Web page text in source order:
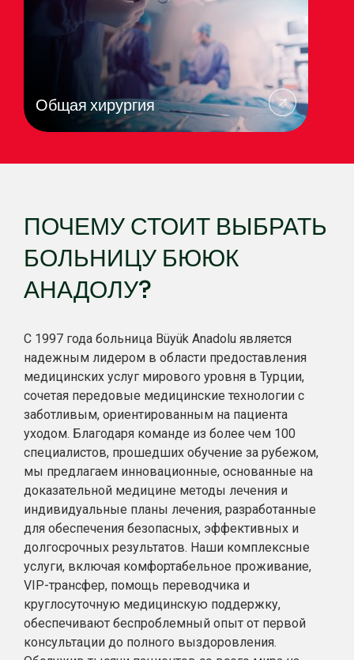
Центр ортопедии и травматологии
ПОЧЕМУ СТОИТ ВЫБРАТЬ
БОЛЬНИЦУ БЮЮК
АНАДОЛУ?
С 1997 года больница Büyük Anadolu является
надежным лидером в области предоставления
медицинских услуг мирового уровня в Турции,
сочетая передовые медицинские технологии с
заботливым, ориентированным на пациента
уходом. Благодаря команде из более чем 100
специалистов, прошедших обучение за рубежом,
мы предлагаем инновационные, основанные на
доказательной медицине методы лечения и
индивидуальные планы лечения, разработанные
для обеспечения безопасных, эффективных и
долгосрочных результатов. Наши комплексные
услуги, включая комфортабельное проживание,
VIP-трансфер, помощь переводчика и
круглосуточную медицинскую поддержку,
обеспечивают беспроблемный опыт от первой
консультации до полного выздоровления.